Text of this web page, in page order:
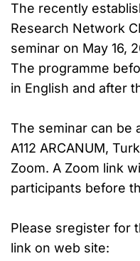
The recently
Research Network
seminar on May 16,
The programme
in English and after
The seminar can be
A112 ARCANUM,
Zoom. A Zoom link
participants before
Please sregister for
link on web site: